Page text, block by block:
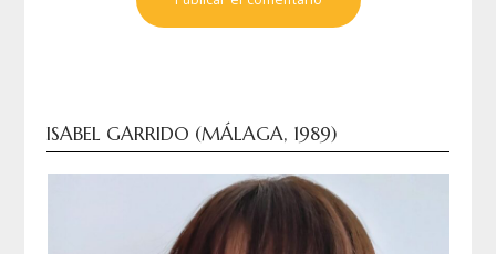
ISABEL GARRIDO (MÁLAGA, 1989)